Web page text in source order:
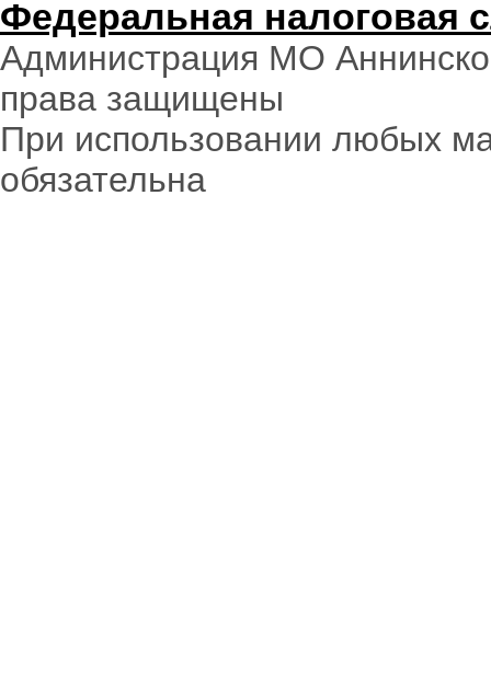
Федеральная налоговая
Администрация МО
права защищены
При использовании любых
обязательна